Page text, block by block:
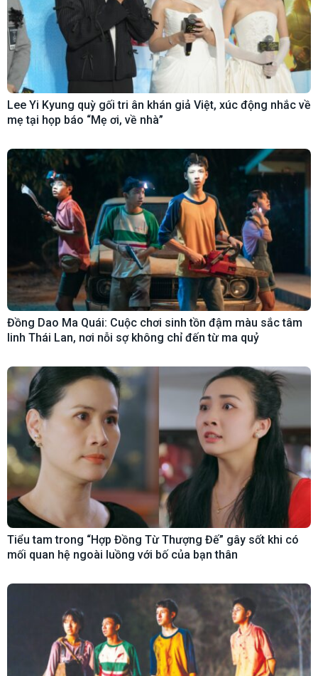
Lee Yi Kyung quỳ gối tri ân khán giả Việt, xúc động nhắc về
mẹ tại họp báo “Mẹ ơi, về nhà”
Đồng Dao Ma Quái: Cuộc chơi sinh tồn đậm màu sắc tâm
linh Thái Lan, nơi nỗi sợ không chỉ đến từ ma quỷ
Tiểu tam trong “Hợp Đồng Từ Thượng Đế” gây sốt khi có
mối quan hệ ngoài luồng với bố của bạn thân